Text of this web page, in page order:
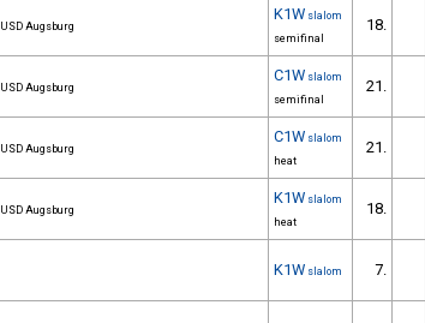
USD Augsburg
K1W slalom
semifinal
18.
USD Augsburg
C1W slalom
semifinal
21.
USD Augsburg
C1W slalom
heat
21.
USD Augsburg
K1W slalom
heat
18.
K1W slalom 7.